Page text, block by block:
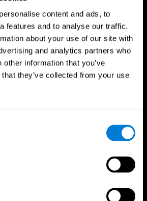
content and ads, to
features and to analyse our traffic.
about your use of our site with
and analytics partners who
information that you’ve
they’ve collected from your use